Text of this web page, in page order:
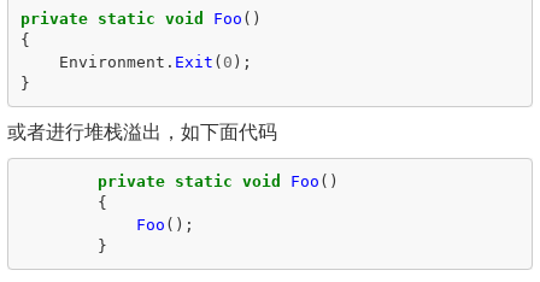
private static void Foo ()
{
Environment . Exit ( 0 );
}
或者进行堆栈溢出，如下面代码
private static void Foo ()
{
Foo ();
}